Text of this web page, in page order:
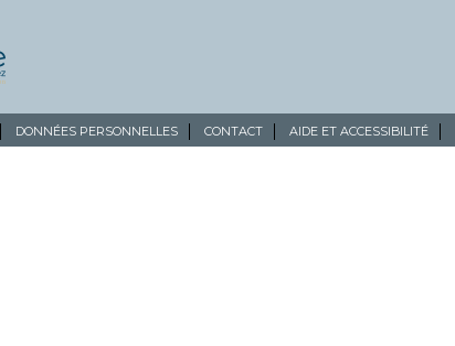
DONNÉES PERSONNELLES CONTACT AIDE ET ACCESSIBILITÉ